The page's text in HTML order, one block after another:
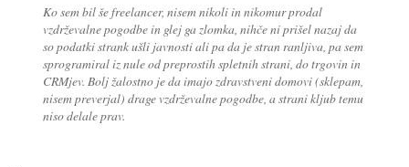
Ko sem bil še freelancer, nisem nikoli in nikomur prodal
vzdrževalne pogodbe in glej ga zlomka, nihče ni prišel nazaj da
so podatki strank ušli javnosti ali pa da je stran ranljiva, pa sem
sprogramiral iz nule od preprostih spletnih strani, do trgovin in
CRMjev. Bolj žalostno je da imajo zdravstveni domovi (sklepam,
nisem preverjal) drage vzdrževalne pogodbe, a strani kljub temu
niso delale prav.